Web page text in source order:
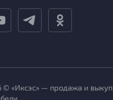
© «Иксэс» — продажа и выкуп